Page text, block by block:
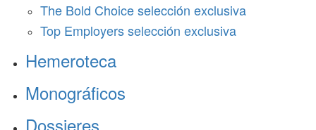
The Bold Choice selección exclusiva
Top Employers selección exclusiva
Hemeroteca
Monográficos
Dossieres